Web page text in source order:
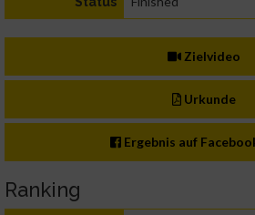
Zielvideo
Urkunde
Ergebnis auf
Ranking